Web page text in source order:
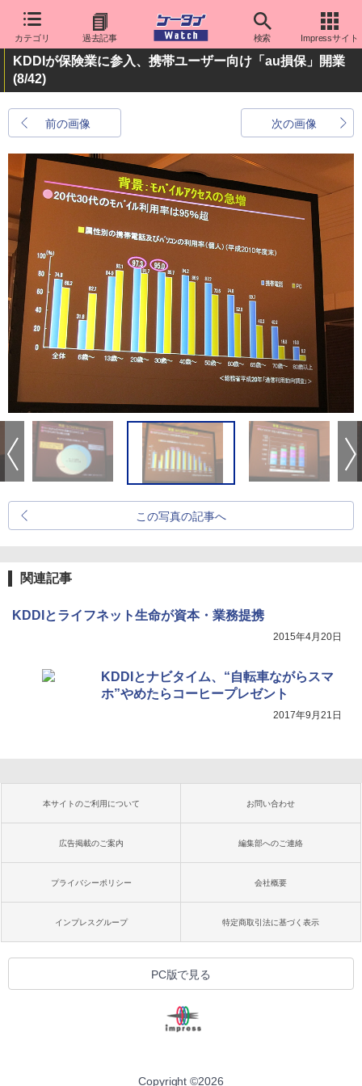
カテゴリ 過去記事 検索 Impressサイト
KDDIが保険業に参入、携帯ユーザー向け「au損保」開業
(8/42)
前の画像 次の画像
この写真の記事へ
関連記事
KDDIとライフネット生命が資本・業務提携
2015年4月20日
KDDIとナビタイム、“自転車ながらスマ
ホ”やめたらコーヒープレゼント
2017年9月21日
本サイトのご利用について お問い合わせ
広告掲載のご案内 編集部へのご連絡
プライバシーポリシー 会社概要
インプレスグループ 特定商取引法に基づく表示
PC版で見る
Copyright ©2026